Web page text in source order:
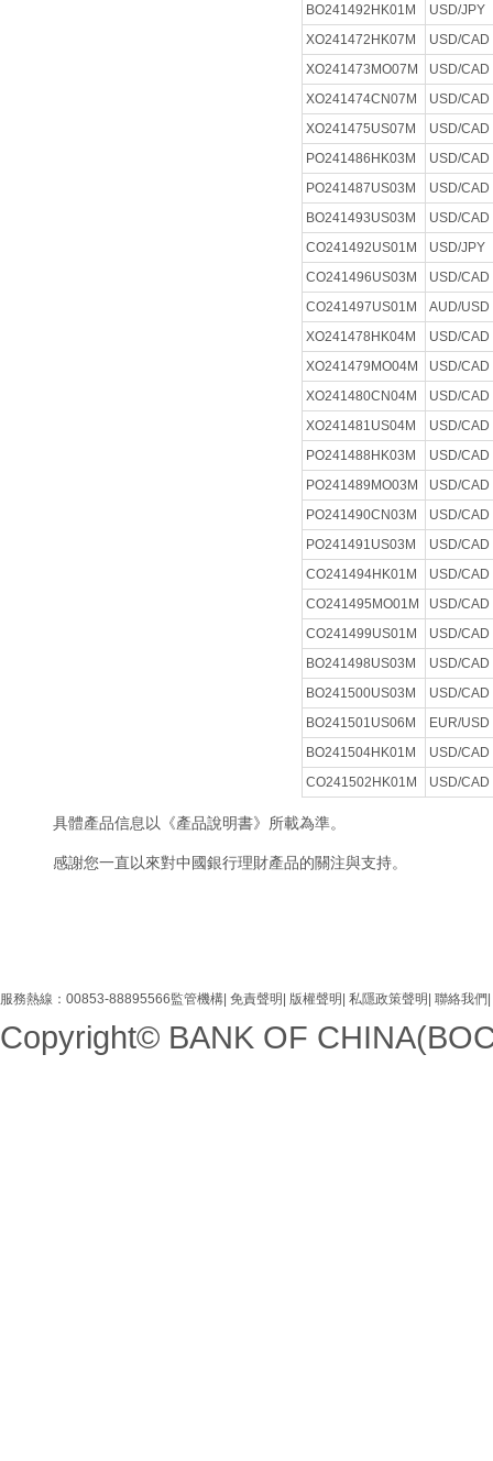
BO241492HK01M
USD/JPY
XO241472HK07M
USD/CAD
XO241473MO07M
USD/CAD
XO241474CN07M
USD/CAD
XO241475US07M
USD/CAD
PO241486HK03M
USD/CAD
PO241487US03M
USD/CAD
BO241493US03M
USD/CAD
CO241492US01M
USD/JPY
CO241496US03M
USD/CAD
CO241497US01M
AUD/USD
XO241478HK04M
USD/CAD
XO241479MO04M
USD/CAD
XO241480CN04M
USD/CAD
XO241481US04M
USD/CAD
PO241488HK03M
USD/CAD
PO241489MO03M
USD/CAD
PO241490CN03M
USD/CAD
PO241491US03M
USD/CAD
CO241494HK01M
USD/CAD
CO241495MO01M
USD/CAD
CO241499US01M
USD/CAD
BO241498US03M
USD/CAD
BO241500US03M
USD/CAD
BO241501US06M
EUR/USD
BO241504HK01M
USD/CAD
CO241502HK01M
USD/CAD
具體產品信息以《產品說明書》所載為準。
感謝您一直以來對中國銀行理財產品的關注與支持。
服務熱線： 00853-88895566監管機構 免責聲明 版權聲明 私隱政策聲明 聯絡我們
Copyright© BANK OF